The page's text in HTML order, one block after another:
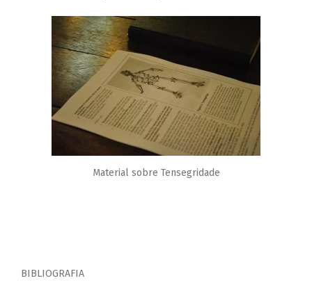
Material sobre Tensegridade
BIBLIOGRAFIA